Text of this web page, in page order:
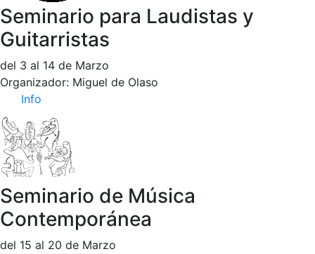
Seminario para Laudistas y
Guitarristas
del 3 al 14 de Marzo
Organizador: Miguel de Olaso
Info
Seminario de Música
Contemporánea
del 15 al 20 de Marzo